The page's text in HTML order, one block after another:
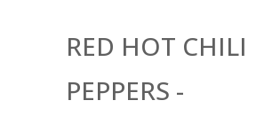
RED HOT CHILI
PEPPERS -